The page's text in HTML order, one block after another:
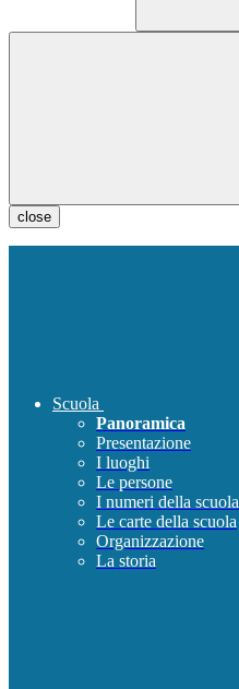
close
Scuola
Panoramica
Presentazione
I luoghi
Le persone
I numeri della scuola
Le carte della scuola
Organizzazione
La storia